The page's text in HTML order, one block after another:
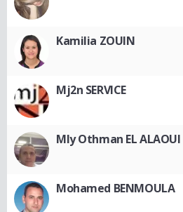
Kamilia ZOUIN
Mj2n SERVICE
Mly Othman EL ALAOUI
Mohamed BENMOULA